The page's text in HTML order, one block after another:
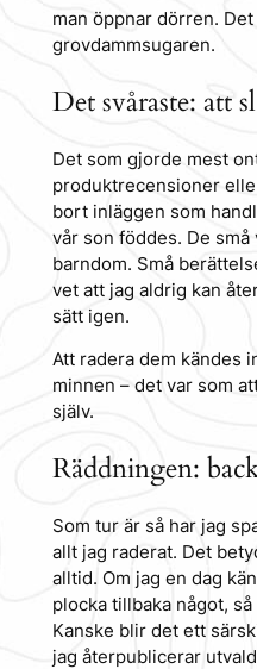
man öppnar dörren.
grovdammsugaren.
Det svåraste: att
Det som gjorde mest
produktrecensioner
bort inläggen som
vår son föddes. De
barndom. Små
vet att jag aldrig kan
sätt igen.
Att radera dem kändes
minnen – det var som
själv.
Räddningen:
Som tur är så har jag
allt jag raderat. Det
alltid. Om jag en dag
plocka tillbaka något,
Kanske blir det ett
jag återpublicerar